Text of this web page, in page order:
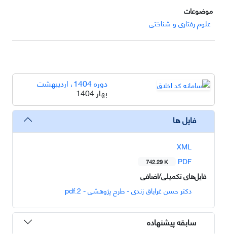
موضوعات
علوم رفتاری و شناختی
دوره 1404، اردیبهشت
بهار 1404
فایل ها
XML
PDF
742.29 K
فایل‌های تکمیلی/اضافی
دکتر حسن غرایاق زندی - طرح پژوهشی - 2.pdf
سابقه پیشنهاده